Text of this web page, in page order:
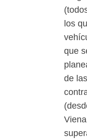
los
que
de